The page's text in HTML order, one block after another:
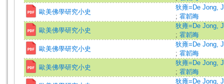
歐美佛學研究小史
狄雍=De Jong,
; 霍韜晦
歐美佛學研究小史
狄雍=De Jong,
; 霍韜晦
歐美佛學研究小史
狄雍=De Jong,
; 霍韜晦
歐美佛學研究小史
狄雍=De Jong,
; 霍韜晦
狄雍=De Jong,